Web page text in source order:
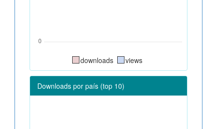
downloads views
Downloads por país (top 10)